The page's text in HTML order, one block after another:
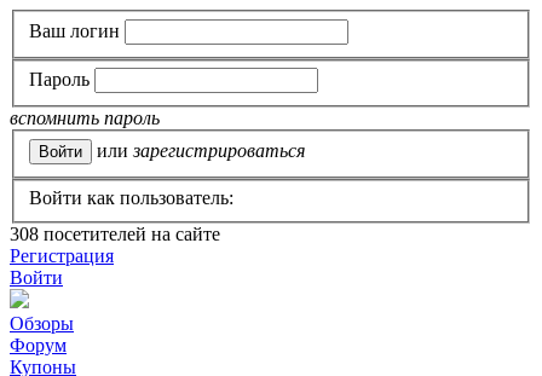
Ваш логин
Пароль
вспомнить пароль
или зарегистрироваться
Войти как пользователь:
308 посетителей на сайте
Регистрация
Войти
Обзоры
Форум
Купоны